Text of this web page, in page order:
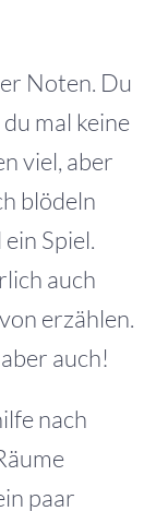
Noten. Du
mal keine
viel, aber
blödeln
Spiel.
auch
erzählen.
auch!
nach
paar